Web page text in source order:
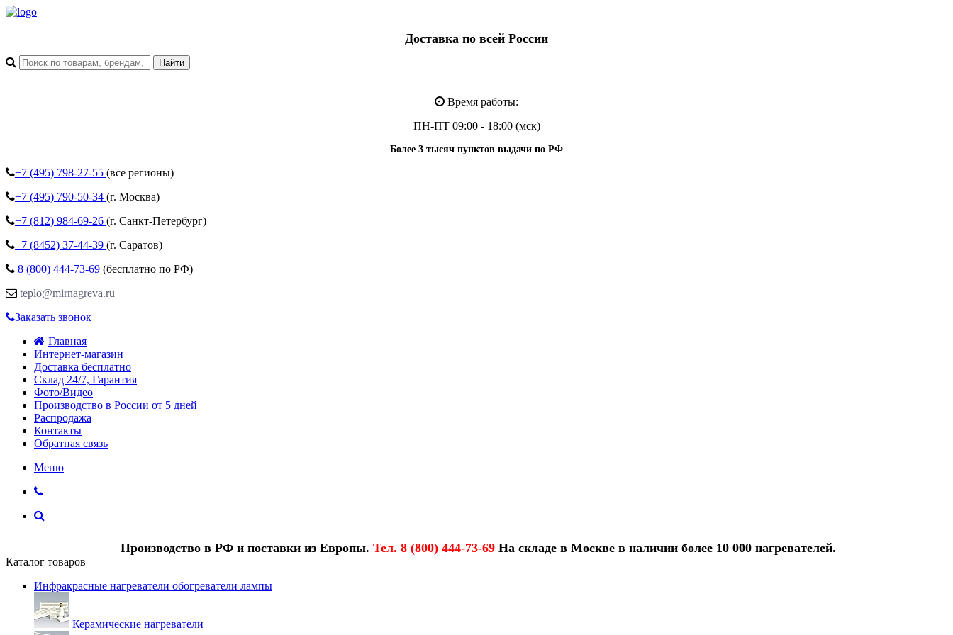
Доставка по всей России
Время работы:
ПН-ПТ 09:00 - 18:00 (мск)
Более 3 тысяч пунктов выдачи по РФ
+7 (495) 798-27-55 (все регионы)
+7 (495) 790-50-34 (г. Москва)
+7 (812) 984-69-26 (г. Санкт-Петербург)
+7 (8452) 37-44-39 (г. Саратов)
8 (800) 444-73-69 (бесплатно по РФ)
teplo@mirnagreva.ru
Заказать звонок
Главная
Интернет-магазин
Доставка бесплатно
Склад 24/7, Гарантия
Фото/Видео
Производство в России от 5 дней
Распродажа
Контакты
Обратная связь
Меню
Производство в РФ и поставки из Европы. Тел. 8 (800) 444-73-69 На складе в Москве в наличии более 10 000 нагревателей.
Каталог товаров
Инфракрасные нагреватели обогреватели лампы
Керамические нагреватели